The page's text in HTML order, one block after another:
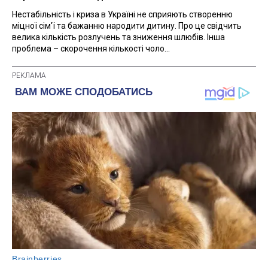
Нестабільність і криза в Україні не сприяють створенню
міцної сім'ї та бажанню народити дитину. Про це свідчить
велика кількість розлучень та зниження шлюбів. Інша
проблема – скорочення кількості чоло...